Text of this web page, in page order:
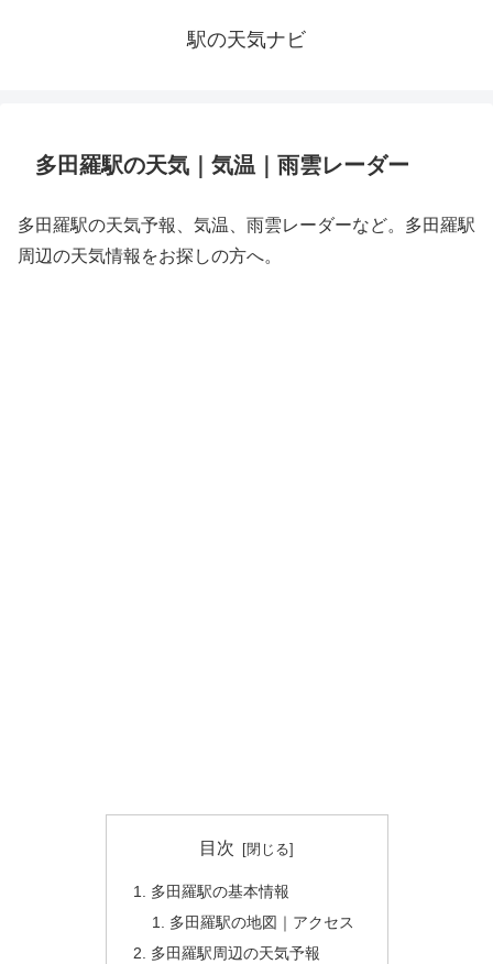
駅の天気ナビ
多田羅駅の天気｜気温｜雨雲レーダー
多田羅駅の天気予報、気温、雨雲レーダーなど。多田羅駅
周辺の天気情報をお探しの方へ。
目次
多田羅駅の基本情報
多田羅駅の地図｜アクセス
多田羅駅周辺の天気予報